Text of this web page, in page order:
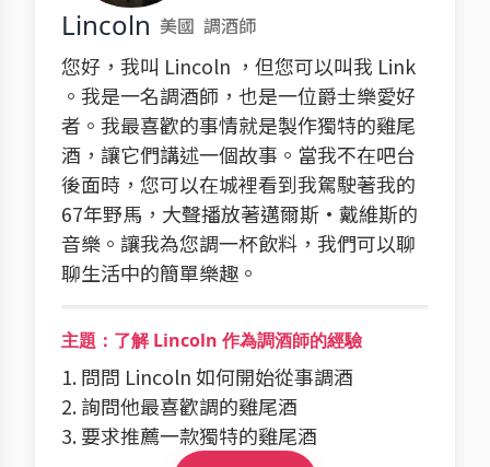
Lincoln 美國 調酒師
您好，我叫 Lincoln ，但您可以叫我 Link
。我是一名調酒師，也是一位爵士樂愛好
者。我最喜歡的事情就是製作獨特的雞尾
酒，讓它們講述一個故事。當我不在吧台
後面時，您可以在城裡看到我駕駛著我的
67年野馬，大聲播放著邁爾斯·戴維斯的
音樂。讓我為您調一杯飲料，我們可以聊
聊生活中的簡單樂趣。
主題：了解 Lincoln 作為調酒師的經驗
1. 問問 Lincoln 如何開始從事調酒
2. 詢問他最喜歡調的雞尾酒
3. 要求推薦一款獨特的雞尾酒